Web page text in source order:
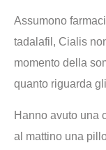
Assumono
tadalafil, Cialis
momento della
quanto riguarda
Hanno avuto una
al mattino una